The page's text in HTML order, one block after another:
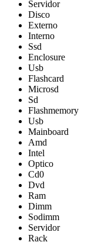
Servidor
Disco
Externo
Interno
Ssd
Enclosure
Usb
Flashcard
Microsd
Sd
Flashmemory
Usb
Mainboard
Amd
Intel
Optico
Cd0
Dvd
Ram
Dimm
Sodimm
Servidor
Rack